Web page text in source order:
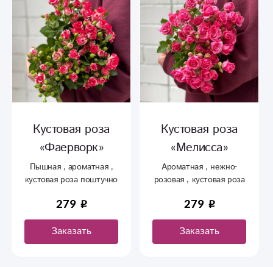
Кустовая роза
«Фаерворк»
Пышная , ароматная ,
кустовая роза поштучно
279
Заказать
Кустовая роза
«Мелисса»
Ароматная , нежно-
розовая , кустовая роза
279
Заказать